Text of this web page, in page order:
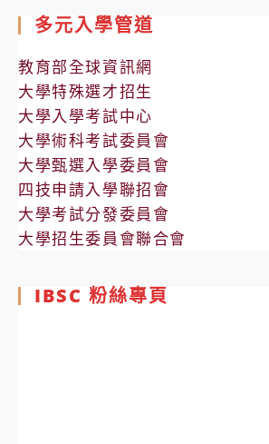
多元入學管道
教育部全球資訊網
大學特殊選才招生
大學入學考試中心
大學術科考試委員會
大學甄選入學委員會
四技申請入學聯招會
大學考試分發委員會
大學招生委員會聯合會
IBSC 粉絲專頁